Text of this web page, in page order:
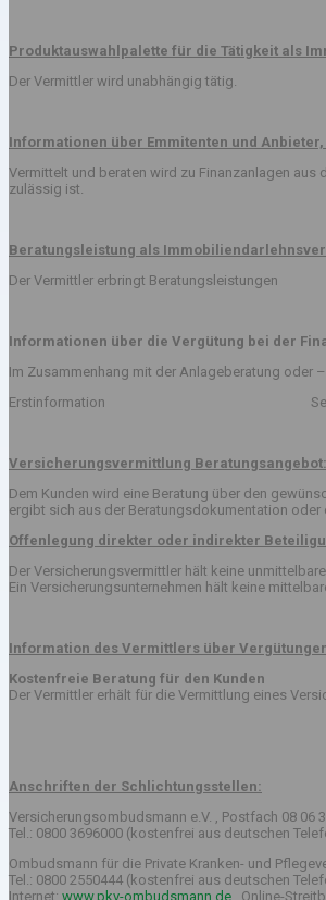
Produktauswahlpalette für die Tätigkeit als
Der Vermittler wird unabhängig tätig.
Informationen über Emmitenten und
Vermittelt und beraten wird zu Finanzanlagen
zulässig ist.
Beratungsleistung als
Der Vermittler erbringt Beratungsleistungen
Informationen über die Vergütung bei der
Im Zusammenhang mit der Anlageberatung oder
Erstinformation Seite
Versicherungsvermittlung Beratungsangebot:
Dem Kunden wird eine Beratung über den
ergibt sich aus der Beratungsdokumentation
Offenlegung direkter oder indirekter
Der Versicherungsvermittler hält keine
Ein Versicherungsunternehmen hält keine
Information des Vermittlers über
Kostenfreie Beratung für den Kunden
Der Vermittler erhält für die Vermittlung eines
Anschriften der Schlichtungsstellen:
Versicherungsombudsmann e.V. , Postfach 08 06
Tel.: 0800 3696000 (kostenfrei aus deutschen
Ombudsmann für die Private Kranken- und
Tel.: 0800 2550444 (kostenfrei aus deutschen
Internet: www.pkv-ombudsmann.de , Online-